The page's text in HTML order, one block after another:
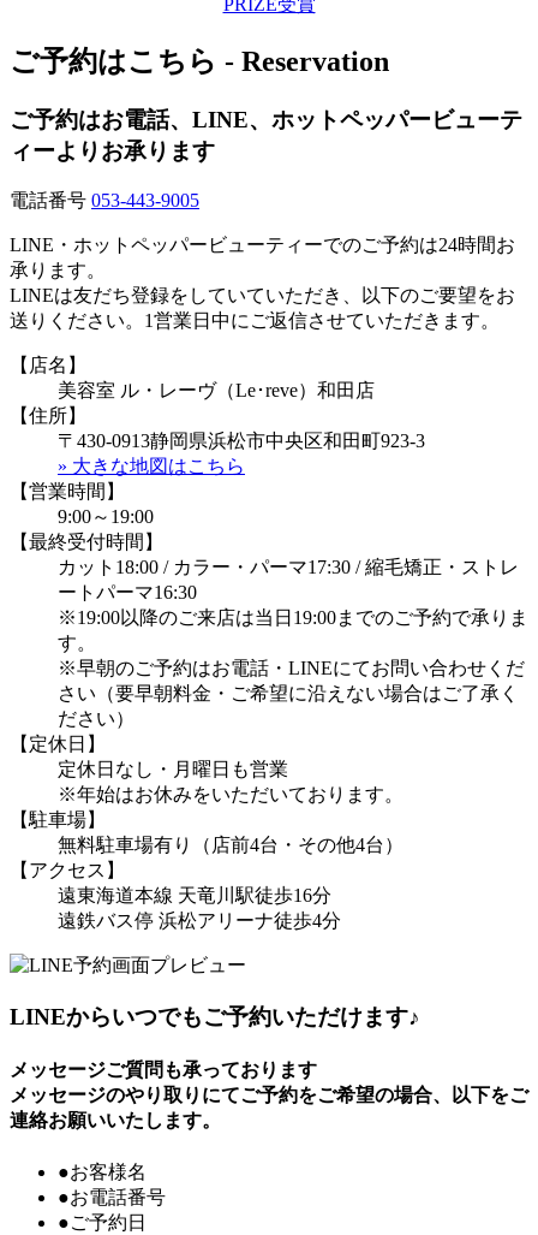
ご予約はこちら - Reservation
ご予約はお電話、LINE、ホットペッパービューテ
ィーよりお承ります
電話番号 053-443-9005
LINE・ホットペッパービューティーでのご予約は24時間お
承ります。
LINEは友だち登録をしていていただき、以下のご要望をお
送りください。1営業日中にご返信させていただきます。
【店名】
美容室 ル・レーヴ（Le･reve）和田店
【住所】
〒430-0913静岡県浜松市中央区和田町923-3
» 大きな地図はこちら
【営業時間】
9:00～19:00
【最終受付時間】
カット18:00 / カラー・パーマ17:30 / 縮毛矯正・ストレ
ートパーマ16:30
※19:00以降のご来店は当日19:00までのご予約で承りま
す。
※早朝のご予約はお電話・LINEにてお問い合わせくだ
さい（要早朝料金・ご希望に沿えない場合はご了承く
ださい）
【定休日】
定休日なし・月曜日も営業
※年始はお休みをいただいております。
【駐車場】
無料駐車場有り（店前4台・その他4台）
【アクセス】
遠東海道本線 天竜川駅徒歩16分
遠鉄バス停 浜松アリーナ徒歩4分
LINEからいつでもご予約いただけます♪
メッセージご質問も承っております
メッセージのやり取りにてご予約をご希望の場合、以下をご
連絡お願いいたします。
●お客様名
●お電話番号
●ご予約日